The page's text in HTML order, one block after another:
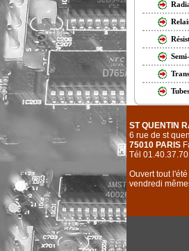
ST QUENTIN
6 rue de st
75010 PARIS
Tél
Ouvert tout
vendredi